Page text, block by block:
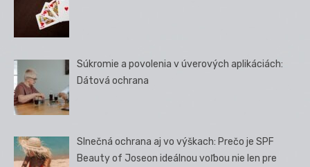
Súkromie a povolenia v úverových aplikáciách:
Dátová ochrana
Slnečná ochrana aj vo výškach: Prečo je SPF
Beauty of Joseon ideálnou voľbou nie len pre